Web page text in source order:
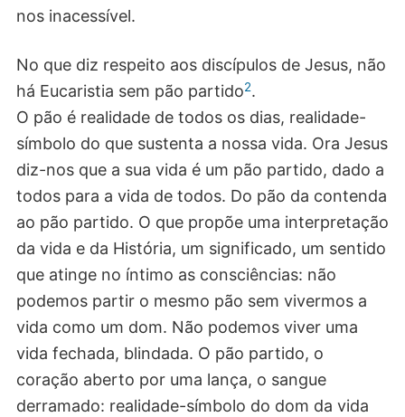
nos inacessível.
No que diz respeito aos discípulos de Jesus, não
há Eucaristia sem pão partido2.
O pão é realidade de todos os dias, realidade-
símbolo do que sustenta a nossa vida. Ora Jesus
diz-nos que a sua vida é um pão partido, dado a
todos para a vida de todos. Do pão da contenda
ao pão partido. O que propõe uma interpretação
da vida e da História, um significado, um sentido
que atinge no íntimo as consciências: não
podemos partir o mesmo pão sem vivermos a
vida como um dom. Não podemos viver uma
vida fechada, blindada. O pão partido, o
coração aberto por uma lança, o sangue
derramado: realidade-símbolo do dom da vida